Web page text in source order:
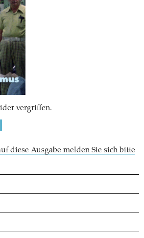
vergriffen.
diese Ausgabe melden Sie sich bitte